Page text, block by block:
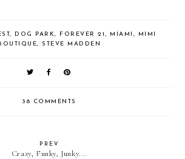
, DOG PARK, FOREVER 21, MIAMI ,
MIMI
, STEVE MADDEN
38 COMMENTS
PREV
Crazy, Funky, Junky...